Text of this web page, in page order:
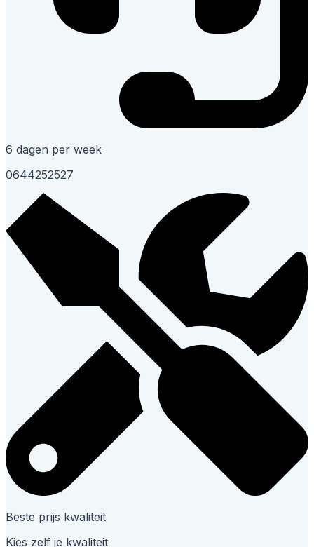
6 dagen per week
0644252527
Beste prijs kwaliteit
Kies zelf je kwaliteit